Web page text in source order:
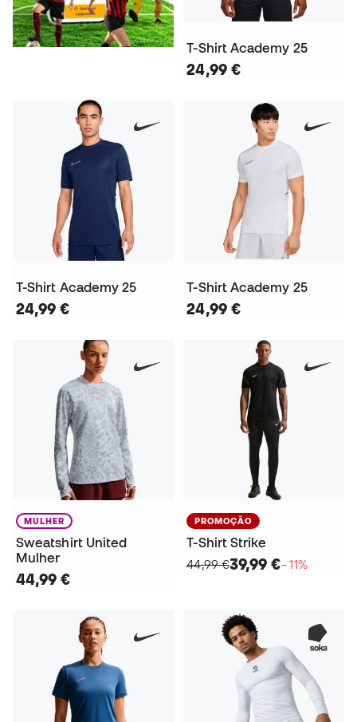
T-Shirt Academy 25
24,99 €
T-Shirt Academy 25
24,99 €
T-Shirt Academy 25
24,99 €
MULHER
Sweatshirt United
Mulher
44,99 €
PROMOÇÃO
T-Shirt Strike
44,99 €39,99 €−11%